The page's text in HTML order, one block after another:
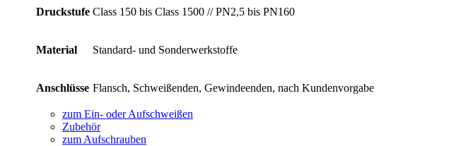
Druckstufe Class 150 bis Class 1500 // PN2,5 bis PN160
Material Standard- und Sonderwerkstoffe
Anschlüsse Flansch, Schweißenden, Gewindeenden, nach Kundenvorgabe
zum Ein- oder Aufschweißen
Zubehör
zum Aufschrauben